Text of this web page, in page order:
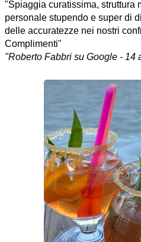
"Spiaggia curatissima, struttura
personale stupendo e super di
delle accuratezze nei nostri
Complimenti"
"Roberto Fabbri su Google - 14